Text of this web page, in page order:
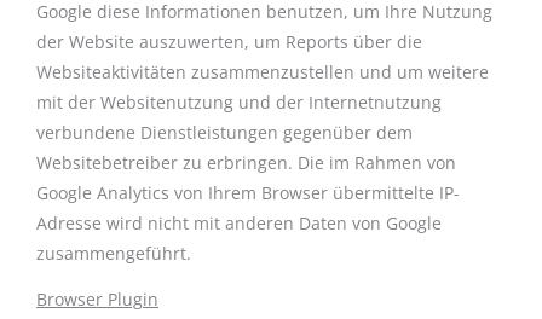
Google diese Informationen benutzen, um Ihre Nutzung
der Website auszuwerten, um Reports über die
Websiteaktivitäten zusammenzustellen und um weitere
mit der Websitenutzung und der Internetnutzung
verbundene Dienstleistungen gegenüber dem
Websitebetreiber zu erbringen. Die im Rahmen von
Google Analytics von Ihrem Browser übermittelte IP-
Adresse wird nicht mit anderen Daten von Google
zusammengeführt.
Browser Plugin